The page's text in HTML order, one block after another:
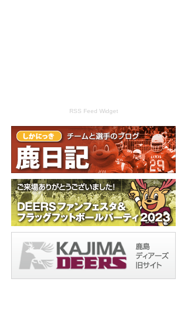
RSS Feed Widget